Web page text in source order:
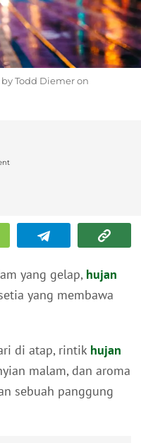
Todd Diemer on
yang gelap, hujan
yang membawa
di atap, rintik hujan
malam, dan aroma
sebuah panggung